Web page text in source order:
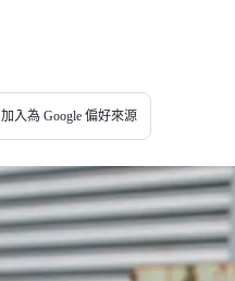
加入為 Google 偏好來源